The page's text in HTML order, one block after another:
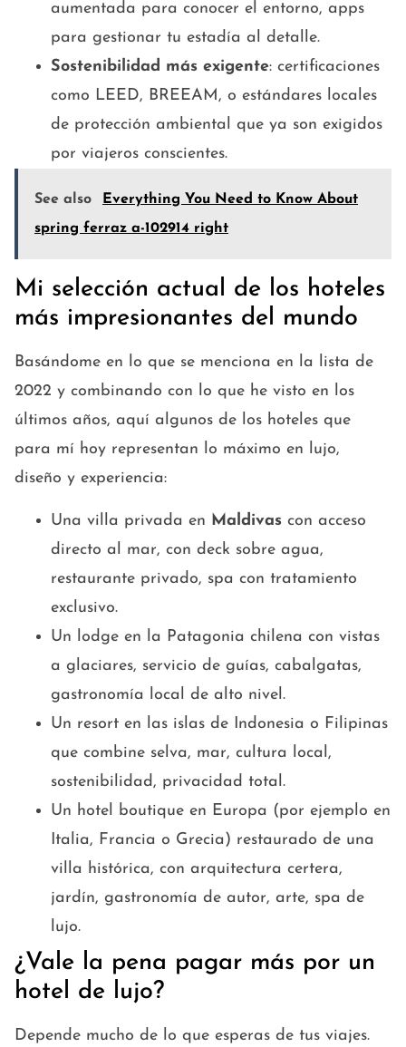
aumentada para conocer el entorno, apps
para gestionar tu estadía al detalle.
Sostenibilidad más exigente: certificaciones
como LEED, BREEAM, o estándares locales
de protección ambiental que ya son exigidos
por viajeros conscientes.
See also
Everything You Need to Know About
spring ferraz a-102914 right
Mi selección actual de los hoteles
más impresionantes del mundo
Basándome en lo que se menciona en la lista de
2022 y combinando con lo que he visto en los
últimos años, aquí algunos de los hoteles que
para mí hoy representan lo máximo en lujo,
diseño y experiencia:
Una villa privada en Maldivas con acceso
directo al mar, con deck sobre agua,
restaurante privado, spa con tratamiento
exclusivo.
Un lodge en la Patagonia chilena con vistas
a glaciares, servicio de guías, cabalgatas,
gastronomía local de alto nivel.
Un resort en las islas de Indonesia o Filipinas
que combine selva, mar, cultura local,
sostenibilidad, privacidad total.
Un hotel boutique en Europa (por ejemplo en
Italia, Francia o Grecia) restaurado de una
villa histórica, con arquitectura certera,
jardín, gastronomía de autor, arte, spa de
lujo.
¿Vale la pena pagar más por un
hotel de lujo?
Depende mucho de lo que esperas de tus viajes.